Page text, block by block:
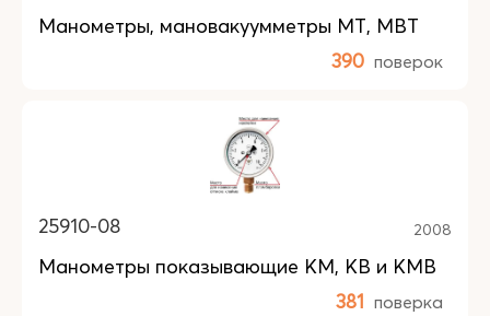
Манометры, мановакуумметры МТ, МВТ
390 поверок
25910-08 2008
Манометры показывающие КM, КB и КMB
381 поверка